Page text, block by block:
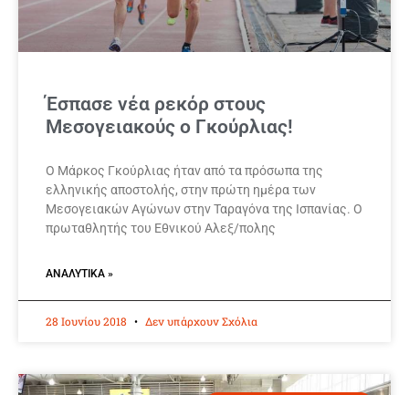
Έσπασε νέα ρεκόρ στους
Μεσογειακούς ο Γκούρλιας!
Ο Μάρκος Γκούρλιας ήταν από τα πρόσωπα της
ελληνικής αποστολής, στην πρώτη ημέρα των
Μεσογειακών Αγώνων στην Ταραγόνα της Ισπανίας. Ο
πρωταθλητής του Εθνικού Αλεξ/πολης
ΑΝΑΛΥΤΙΚΆ »
28 Ιουνίου 2018 Δεν υπάρχουν Σχόλια